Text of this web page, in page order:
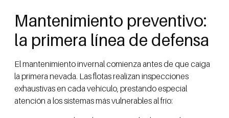
Mantenimiento preventivo:
la primera línea de defensa
El mantenimiento invernal comienza antes de que caiga
la primera nevada. Las flotas realizan inspecciones
exhaustivas en cada vehículo, prestando especial
atención a los sistemas más vulnerables al frío: